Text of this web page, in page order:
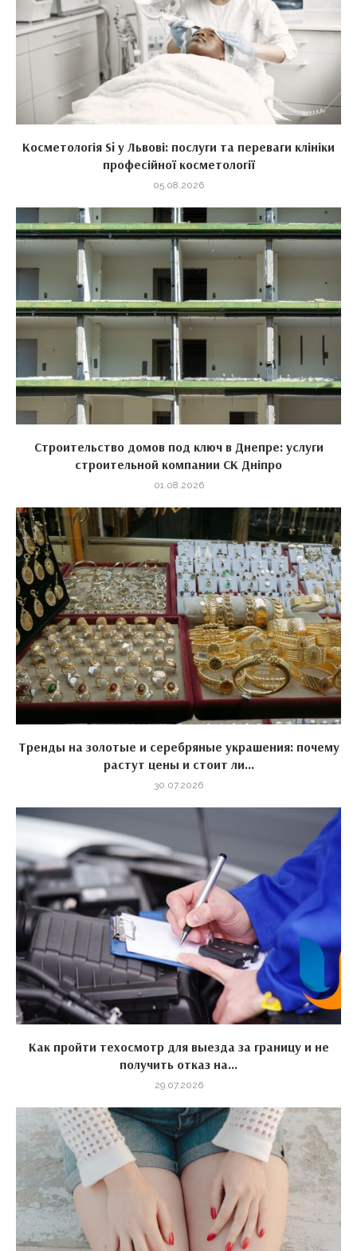
Косметологія Si у Львові: послуги та переваги клініки
професійної косметології
05.08.2026
Строительство домов под ключ в Днепре: услуги
строительной компании СК Дніпро
01.08.2026
Тренды на золотые и серебряные украшения: почему
растут цены и стоит ли...
30.07.2026
Как пройти техосмотр для выезда за границу и не
получить отказ на...
29.07.2026